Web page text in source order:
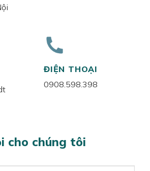
ĐIỆN THOẠI
0908.598.398
cho chúng tôi